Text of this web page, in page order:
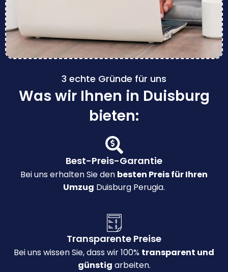
3 echte Gründe für uns
Was wir Ihnen in Duisburg
bieten:
Best-Preis-Garantie
Bei uns erhalten Sie den besten Preis für Ihren
Umzug Duisburg Perugia.
Transparente Preise
Bei uns wissen Sie, dass wir 100% transparent und
günstig arbeiten.